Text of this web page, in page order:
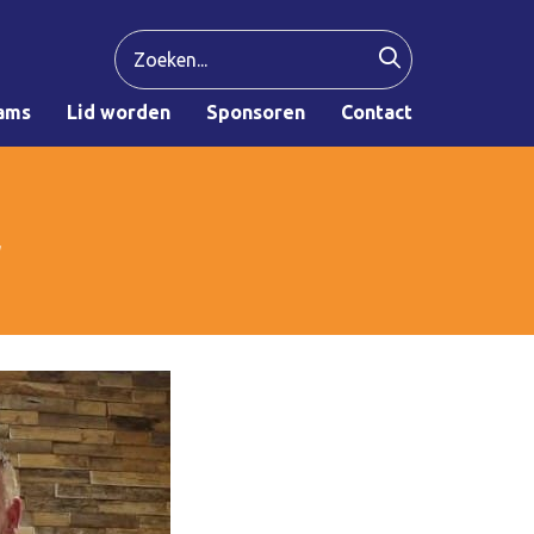
Lid worden Sponsoren Contact